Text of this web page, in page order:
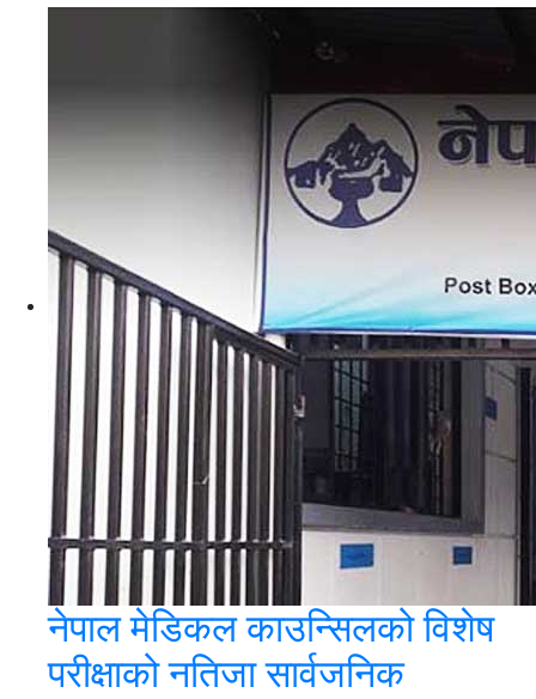
नेपाल मेडिकल काउन्सिलको विशेष
परीक्षाको नतिजा सार्वजनिक